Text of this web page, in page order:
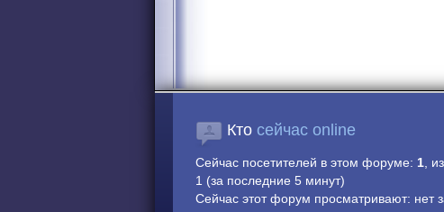
Кто сейчас online
Сейчас посетителей в этом форуме: 1,
1 (за последние 5 минут)
Сейчас этот форум просматривают: нет